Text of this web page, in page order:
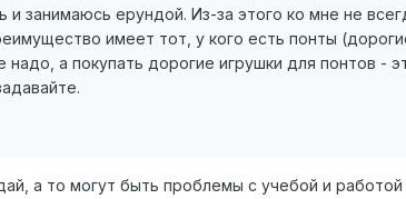
занимаюсь ерундой. Из-за этого ко мне не
имеет тот, у кого есть понты
а покупать дорогие игрушки для понтов -
а то могут быть проблемы с учебой и